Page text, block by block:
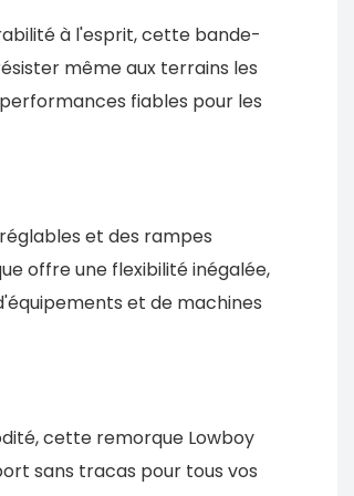
à l'esprit, cette bande-
même aux terrains les
fiables pour les
et des rampes
offre une flexibilité inégalée,
et de machines
cette remorque Lowboy
sans tracas pour tous vos